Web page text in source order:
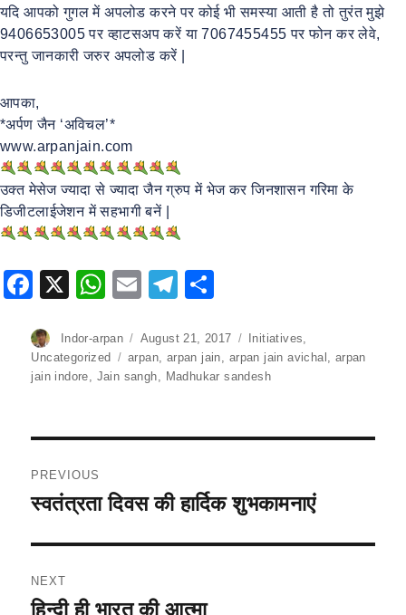
यदि आपको गुगल में अपलोड करने पर कोई भी समस्या आती है तो तुरंत मुझे
9406653005 पर व्हाटसअप करें या 7067455455 पर फोन कर लेवे,
परन्तु जानकारी जरुर अपलोड करें |
आपका,
*अर्पण जैन ‘अविचल’*
www.arpanjain.com
उक्त मेसेज ज्यादा से ज्यादा जैन ग्रुप में भेज कर जिनशासन गरिमा के
डिजीटलाईजेशन में सहभागी बनें |
F
c
e
o
k
X
W
at
s
p
E
ai
l
T
e
gr
m
ar
e
Author
Indor-arpan
Posted
on
August 21, 2017 Categories
Initiatives,
Uncategorized
Tags
arpan, arpan jain, arpan jain avichal , arpan
jain indore, Jain sangh, Madhukar sandesh
navigation
PREVIOUS
Previous
स्वतंत्रता दिवस की हार्दिक शुभकामनाएं
NEXT
Next
हिन्दी ही भारत की आत्मा